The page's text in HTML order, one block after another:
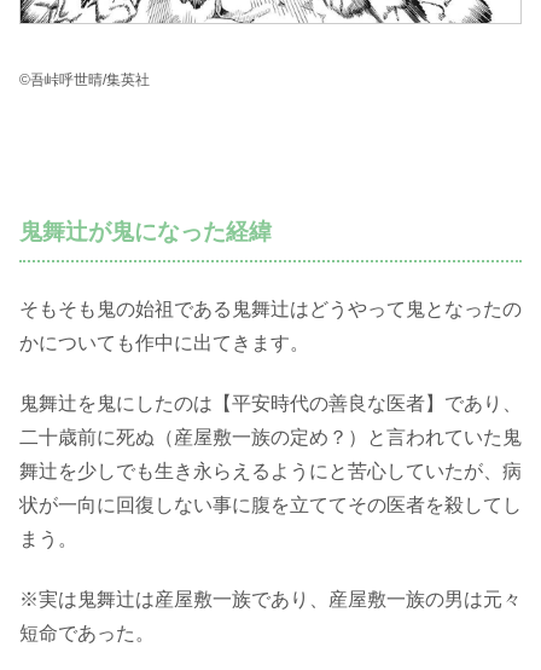
©吾峠呼世晴/集英社
鬼舞辻が鬼になった経緯
そもそも鬼の始祖である鬼舞辻はどうやって鬼となったの
かについても作中に出てきます。
鬼舞辻を鬼にしたのは【平安時代の善良な医者】であり、
二十歳前に死ぬ（産屋敷一族の定め？）と言われていた鬼
舞辻を少しでも生き永らえるようにと苦心していたが、病
状が一向に回復しない事に腹を立ててその医者を殺してし
まう。
※実は鬼舞辻は産屋敷一族であり、産屋敷一族の男は元々
短命であった。